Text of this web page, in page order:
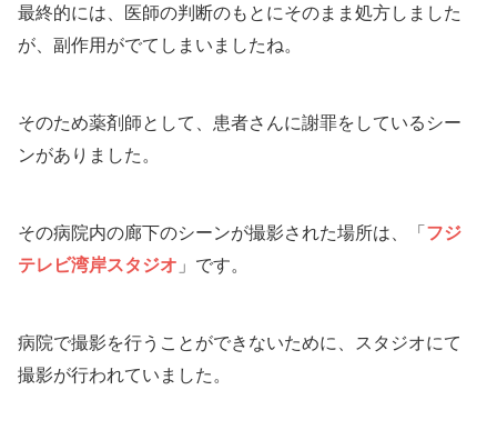
最終的には、医師の判断のもとにそのまま処方しました
が、副作用がでてしまいましたね。
そのため薬剤師として、患者さんに謝罪をしているシー
ンがありました。
その病院内の廊下のシーンが撮影された場所は、「フジ
テレビ湾岸スタジオ 」です。
病院で撮影を行うことができないために、スタジオにて
撮影が行われていました。